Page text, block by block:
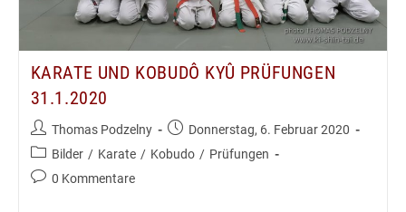
KARATE UND KOBUDÔ KYÛ PRÜFUNGEN
31.1.2020
Beitrags-
Autor:
Thomas Podzelny
Beitrag
veröffentlicht:
Donnerstag, 6. Februar 2020
Beitrags-
Kategorie:
Bilder / Karate / Kobudo / Prüfungen
Beitrags-
0 Kommentare